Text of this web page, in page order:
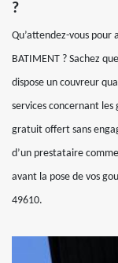
?
Qu’attendez-vous pour
BATIMENT ? Sachez
dispose un couvreur
services concernant
gratuit offert sans
d’un prestataire comme
avant la pose de vos
49610.